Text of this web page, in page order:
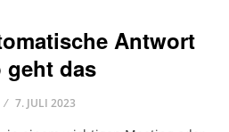
Antwort
geht das
7. JULI 2023